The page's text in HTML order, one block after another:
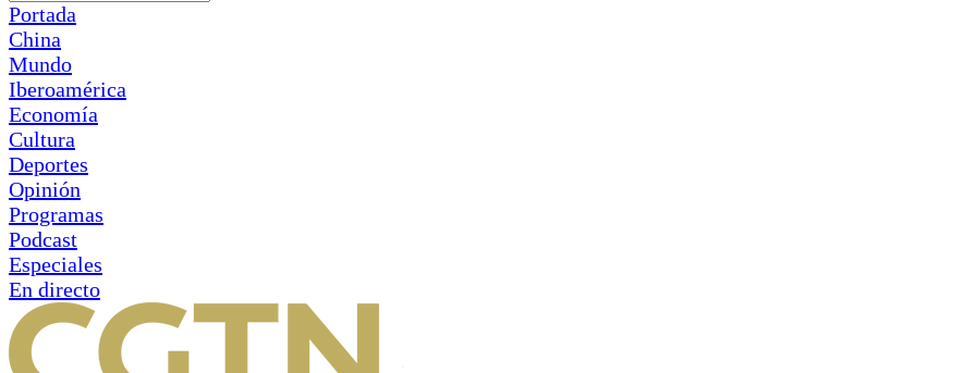
Portada
China
Mundo
Iberoamérica
Economía
Cultura
Deportes
Opinión
Programas
Podcast
Especiales
En directo